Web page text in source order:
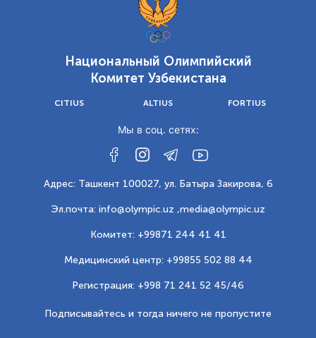
Национальный Олимпийский
Комитет Узбекистана
CITIUS ALTIUS FORTIUS
Мы в соц. сетях:
Адрес: Ташкент 100027, ул. Батыра Закирова, 6
Эл.почта: info@olympic.uz ,media@olympic.uz
Комитет: +99871 244 41 41
Медицинский центр: +99855 502 88 44
Регистрация: +998 71 241 52 45/46
Подписывайтесь и тогда ничего не пропустите